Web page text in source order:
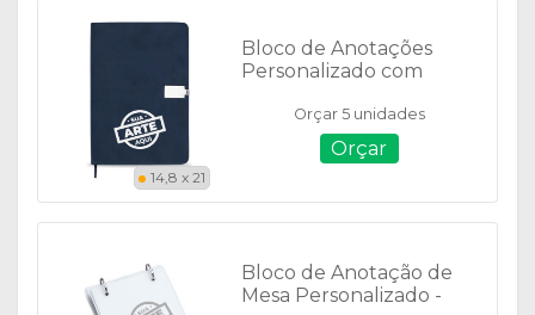
14,8 x 21
Bloco de Anotações
Personalizado com
Orçar 5 unidades
Orçar
Bloco de Anotação de
Mesa Personalizado -